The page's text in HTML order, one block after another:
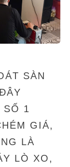
SÀN
SỐ 1
GIÁ,
LÀ
LÒ XO,